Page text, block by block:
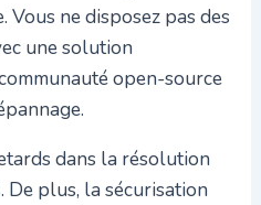
ne disposez pas des
une solution
open-source
dans la résolution
plus, la sécurisation